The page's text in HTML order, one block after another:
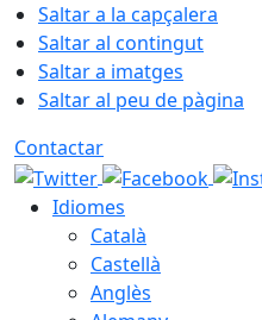
Saltar a la capçalera
Saltar al contingut
Saltar a imatges
Saltar al peu de pàgina
Contactar
Idiomes
Català
Castellà
Anglès